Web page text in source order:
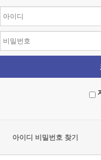
아이디 비밀번호 찾기